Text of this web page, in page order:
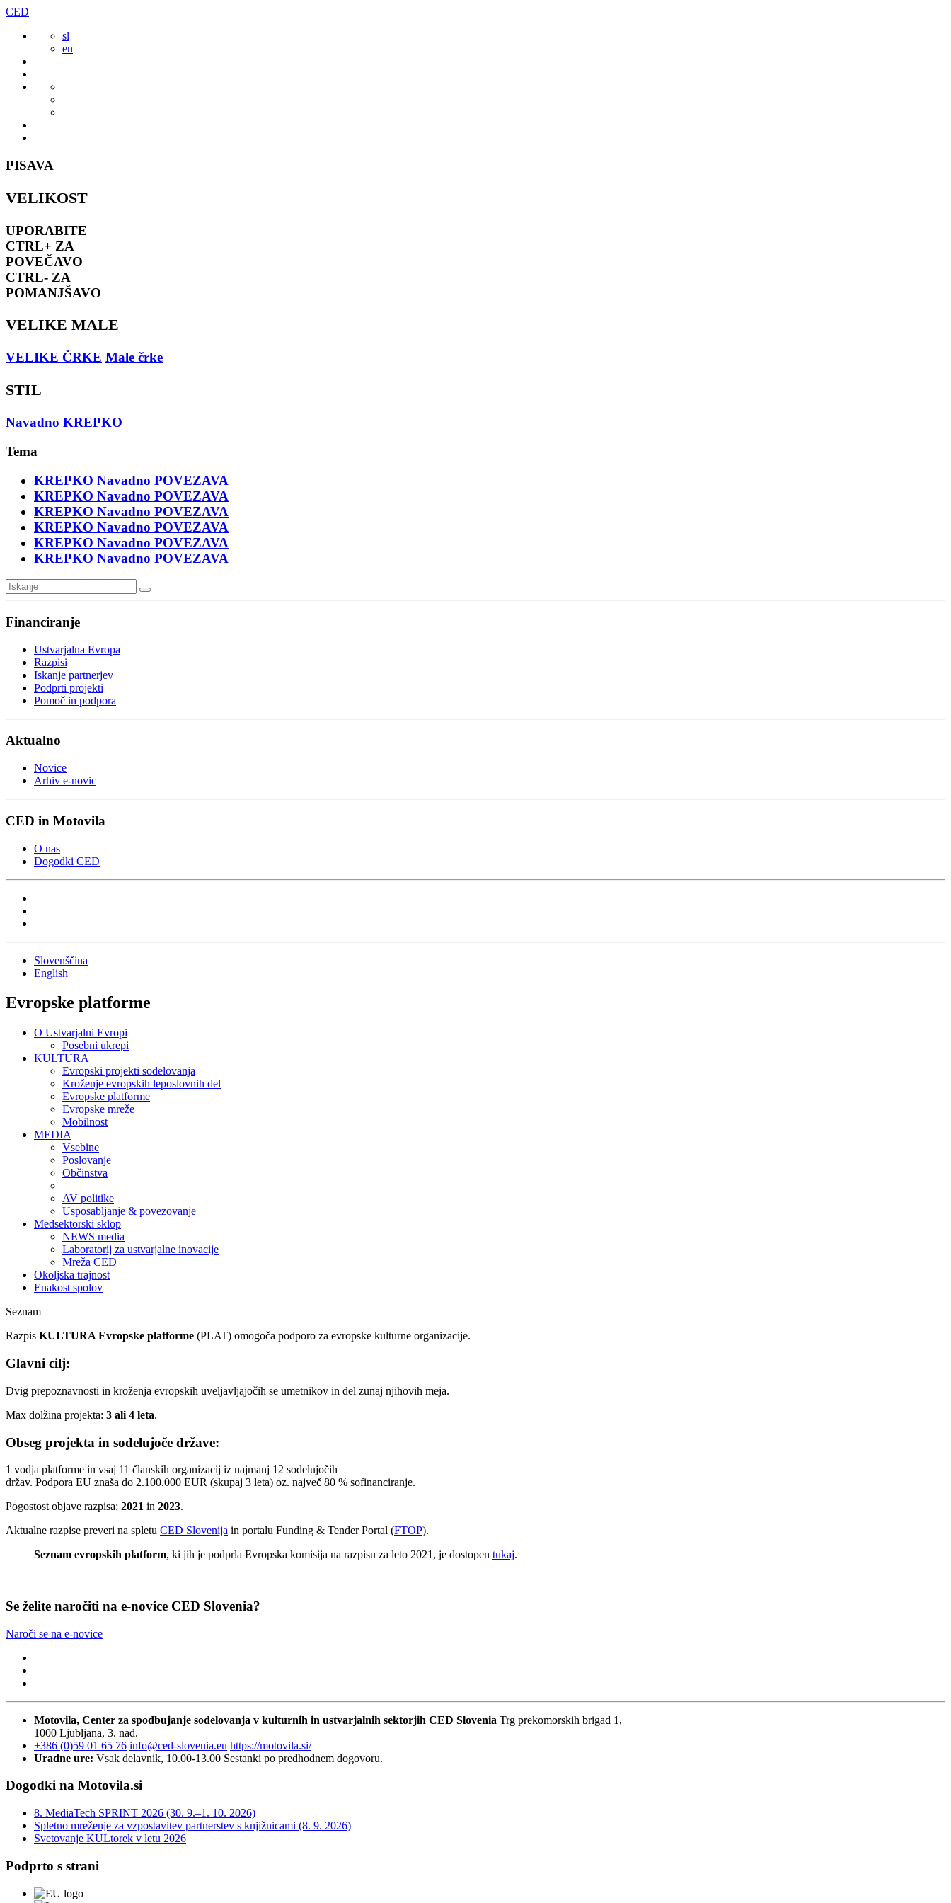
Preskoči
vsebine
CED
sl
en
PISAVA
VELIKOST
UPORABITE
CTRL+ ZA
POVEČAVO
CTRL- ZA
POMANJŠAVO
VELIKE MALE
VELIKE ČRKE Male črke
STIL
Navadno KREPKO
Tema
KREPKO Navadno POVEZAVA
KREPKO Navadno POVEZAVA
KREPKO Navadno POVEZAVA
KREPKO Navadno POVEZAVA
KREPKO Navadno POVEZAVA
KREPKO Navadno POVEZAVA
Financiranje
Ustvarjalna Evropa
Razpisi
Iskanje partnerjev
Podprti projekti
Pomoč in podpora
Aktualno
Novice
Arhiv e-novic
CED in Motovila
O nas
Dogodki CED
Slovenščina
English
Evropske platforme
O Ustvarjalni Evropi
Posebni ukrepi
KULTURA
Evropski projekti sodelovanja
Kroženje evropskih leposlovnih del
Evropske platforme
Evropske mreže
Mobilnost
MEDIA
Vsebine
Poslovanje
Občinstva
AV politike
Usposabljanje & povezovanje
Medsektorski sklop
NEWS media
Laboratorij za ustvarjalne inovacije
Mreža CED
Okoljska trajnost
Enakost spolov
Seznam
Razpis KULTURA Evropske platforme (PLAT) omogoča podporo za evropske kulturne organizacije.
Glavni cilj:
Dvig prepoznavnosti in kroženja evropskih uveljavljajočih se umetnikov in del zunaj njihovih meja.
Max dolžina projekta: 3 ali 4 leta.
Obseg projekta in sodelujoče države:
1 vodja platforme in vsaj 11 članskih organizacij iz najmanj 12 sodelujočih
držav. Podpora EU znaša do 2.100.000 EUR (skupaj 3 leta) oz. največ 80 % sofinanciranje.
Pogostost objave razpisa: 2021 in 2023.
Aktualne razpise preveri na spletu CED Slovenija in portalu Funding & Tender Portal (FTOP).
Seznam evropskih platform, ki jih je podprla Evropska komisija na razpisu za leto 2021, je dostopen tukaj.
Se želite naročiti na e-novice CED Slovenia?
Naroči se na e-novice
Motovila, Center za spodbujanje sodelovanja v kulturnih in ustvarjalnih sektorjih CED Slovenia Trg prekomorskih brigad 1,
1000 Ljubljana, 3. nad.
+386 (0)59 01 65 76 info@ced-slovenia.eu https://motovila.si/
Uradne ure: Vsak delavnik, 10.00-13.00 Sestanki po predhodnem dogovoru.
Dogodki na Motovila.si
8. MediaTech SPRINT 2026 (30. 9.–1. 10. 2026)
Spletno mreženje za vzpostavitev partnerstev s knjižnicami (8. 9. 2026)
Svetovanje KULtorek v letu 2026
Podprto s strani